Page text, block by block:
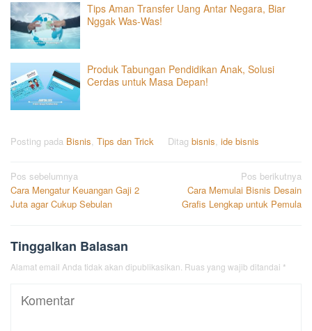
Tips Aman Transfer Uang Antar Negara, Biar
Nggak Was-Was!
Produk Tabungan Pendidikan Anak, Solusi
Cerdas untuk Masa Depan!
Posting pada Bisnis Tips dan Trick Ditag bisnis ide bisnis
Navigasi
pos
Pos sebelumnya
Cara Mengatur Keuangan Gaji 2
Juta agar Cukup Sebulan
Pos berikutnya
Cara Memulai Bisnis Desain
Grafis Lengkap untuk Pemula
Tinggalkan Balasan
Alamat email Anda tidak akan dipublikasikan. Ruas yang wajib ditandai *